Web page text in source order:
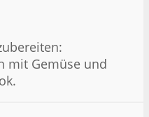
mit Gemüse und